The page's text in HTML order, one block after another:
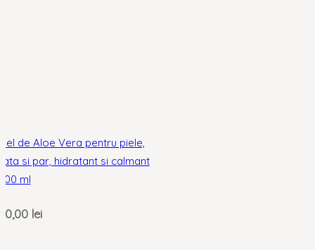
de Aloe Vera pentru piele,
si par, hidratant si calmant
ml
lei